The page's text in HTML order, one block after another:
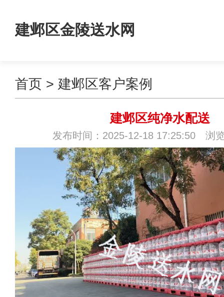
建邺区金陵送水网
首页 > 建邺区客户案例
建邺区纯净水配送
发布时间：2025-12-18 17:25:50 浏